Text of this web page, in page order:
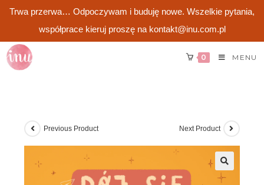
Trwa przerwa… Odpoczywam i buduję nowe. Wszelkie pytania,
współprace kieruj proszę na kontakt@inu.com.pl
Skip
0 MENU
Previous Product Next Product